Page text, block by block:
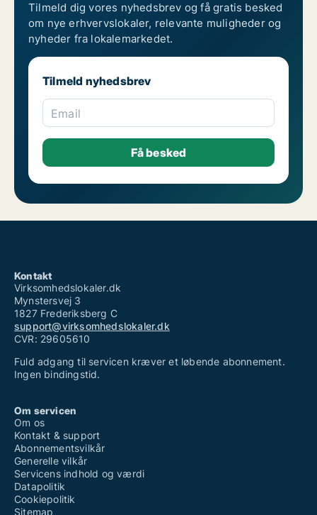
Tilmeld dig vores nyhedsbrev og få gratis besked
om nye erhvervslokaler, relevante muligheder og
nyheder fra lokalemarkedet.
Tilmeld nyhedsbrev
Email
Kontakt
Virksomhedslokaler.dk
Mynstersvej 3
1827 Frederiksberg C
support@virksomhedslokaler.dk
CVR: 29605610
Fuld adgang til servicen kræver et løbende abonnement.
Ingen bindingstid.
Om servicen
Om os
Kontakt & support
Abonnementsvilkår
Generelle vilkår
Servicens indhold og værdi
Datapolitik
Cookiepolitik
Sitemap